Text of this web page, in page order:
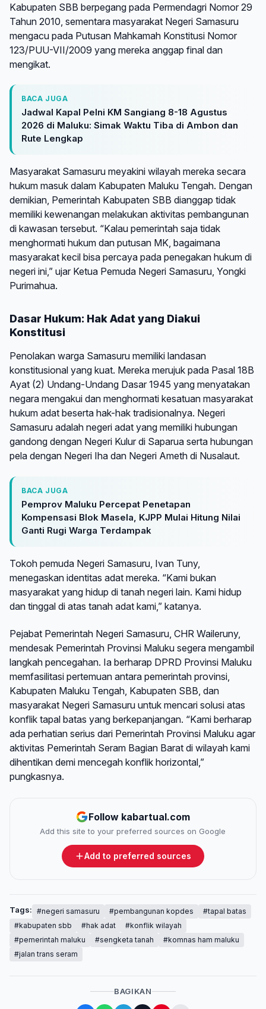
Kabupaten SBB berpegang pada Permendagri Nomor 29
Tahun 2010, sementara masyarakat Negeri Samasuru
mengacu pada Putusan Mahkamah Konstitusi Nomor
123/PUU-VII/2009 yang mereka anggap final dan
mengikat.
BACA JUGA
Jadwal Kapal Pelni KM Sangiang 8-18 Agustus
2026 di Maluku: Simak Waktu Tiba di Ambon dan
Rute Lengkap
Masyarakat Samasuru meyakini wilayah mereka secara
hukum masuk dalam Kabupaten Maluku Tengah. Dengan
demikian, Pemerintah Kabupaten SBB dianggap tidak
memiliki kewenangan melakukan aktivitas pembangunan
di kawasan tersebut. “Kalau pemerintah saja tidak
menghormati hukum dan putusan MK, bagaimana
masyarakat kecil bisa percaya pada penegakan hukum di
negeri ini,” ujar Ketua Pemuda Negeri Samasuru, Yongki
Purimahua.
Dasar Hukum: Hak Adat yang Diakui
Konstitusi
Penolakan warga Samasuru memiliki landasan
konstitusional yang kuat. Mereka merujuk pada Pasal 18B
Ayat (2) Undang-Undang Dasar 1945 yang menyatakan
negara mengakui dan menghormati kesatuan masyarakat
hukum adat beserta hak-hak tradisionalnya. Negeri
Samasuru adalah negeri adat yang memiliki hubungan
gandong dengan Negeri Kulur di Saparua serta hubungan
pela dengan Negeri Iha dan Negeri Ameth di Nusalaut.
BACA JUGA
Pemprov Maluku Percepat Penetapan
Kompensasi Blok Masela, KJPP Mulai Hitung Nilai
Ganti Rugi Warga Terdampak
Tokoh pemuda Negeri Samasuru, Ivan Tuny,
menegaskan identitas adat mereka. “Kami bukan
masyarakat yang hidup di tanah negeri lain. Kami hidup
dan tinggal di atas tanah adat kami,” katanya.
Pejabat Pemerintah Negeri Samasuru, CHR Waileruny,
mendesak Pemerintah Provinsi Maluku segera mengambil
langkah pencegahan. Ia berharap DPRD Provinsi Maluku
memfasilitasi pertemuan antara pemerintah provinsi,
Kabupaten Maluku Tengah, Kabupaten SBB, dan
masyarakat Negeri Samasuru untuk mencari solusi atas
konflik tapal batas yang berkepanjangan. “Kami berharap
ada perhatian serius dari Pemerintah Provinsi Maluku agar
aktivitas Pemerintah Seram Bagian Barat di wilayah kami
dihentikan demi mencegah konflik horizontal,”
pungkasnya.
Follow kabartual.com
Add this site to your preferred sources on Google
Add to preferred sources
Tags: #negeri samasuru #pembangunan kopdes
#tapal batas
#kabupaten sbb
#hak adat
#konflik wilayah
#pemerintah maluku
#sengketa tanah
#komnas ham maluku
#jalan trans seram
BAGIKAN